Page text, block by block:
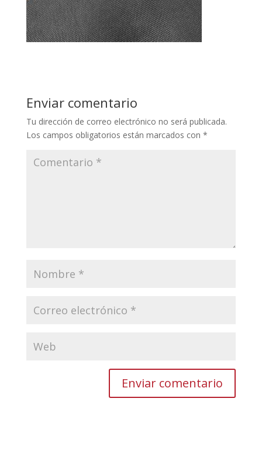
Enviar comentario
Tu dirección de correo electrónico no será publicada.
Los campos obligatorios están marcados con *